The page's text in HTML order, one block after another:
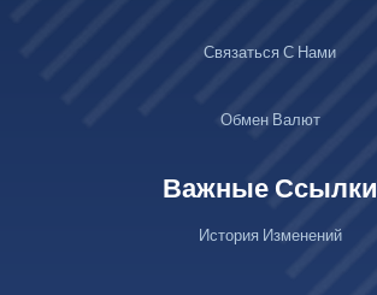
Связаться С Нами
Обмен Валют
Важные Ссылки
История Изменений